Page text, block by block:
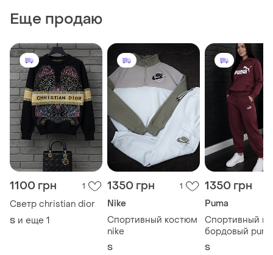
Еще продаю
1100 грн 1
Светр christian dior
S и еще 1
1350 грн 1
Nike
Спортивный костюм
nike
S
1350 грн
Puma
Спортивный
бордовый
S